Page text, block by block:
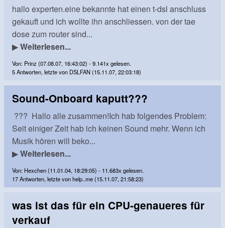
hallo experten.eine bekannte hat einen t-dsl anschluss
gekauft und ich wollte ihn anschliessen. von der tae
dose zum router sind...
▶Weiterlesen...
Von: Prinz (07.08.07, 16:43:02) - 9.141x gelesen.
5 Antworten, letzte von DSLFAN (15.11.07, 22:03:18)
Sound-Onboard kaputt???
??? Hallo alle zusammen!Ich hab folgendes Problem:
Seit einiger Zeit hab ich keinen Sound mehr. Wenn ich
Musik hören will beko...
▶Weiterlesen...
Von: Hexchen (11.01.04, 18:29:05) - 11.683x gelesen.
17 Antworten, letzte von help..me (15.11.07, 21:58:23)
was ist das für ein CPU-genaueres für
verkauf